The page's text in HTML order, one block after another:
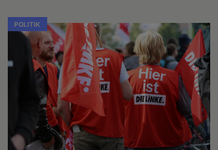
POLITIK